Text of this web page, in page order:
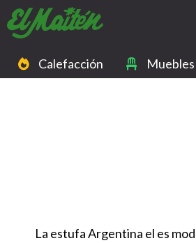
Calefacción Muebles
La estufa Argentina el es